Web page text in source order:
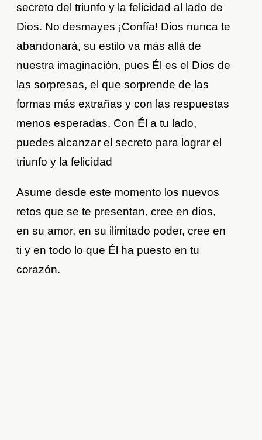
secreto del triunfo y la felicidad al lado de
Dios. No desmayes ¡Confía! Dios nunca te
abandonará, su estilo va más allá de
nuestra imaginación, pues Él es el Dios de
las sorpresas, el que sorprende de las
formas más extrañas y con las respuestas
menos esperadas. Con Él a tu lado,
puedes alcanzar el secreto para lograr el
triunfo y la felicidad
Asume desde este momento los nuevos
retos que se te presentan, cree en dios,
en su amor, en su ilimitado poder, cree en
ti y en todo lo que Él ha puesto en tu
corazón.